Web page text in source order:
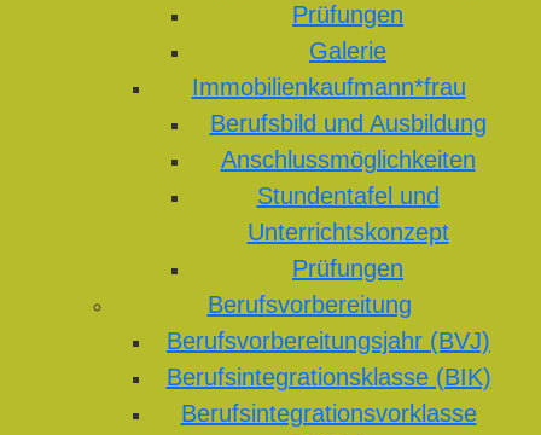
Prüfungen
Galerie
Immobilienkaufmann*frau
Berufsbild und Ausbildung
Anschlussmöglichkeiten
Stundentafel und
Unterrichtskonzept
Prüfungen
Berufsvorbereitung
Berufsvorbereitungsjahr (BVJ)
Berufsintegrationsklasse (BIK)
Berufsintegrationsvorklasse